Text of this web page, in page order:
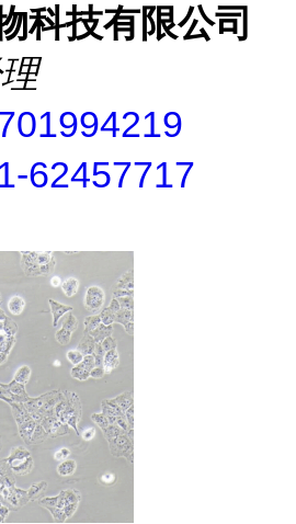
科技有限公司
62457717